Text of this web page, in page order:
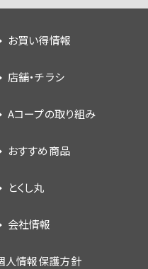
お買い得情報
店舗・チラシ
Aコープの取り組み
おすすめ商品
とくし丸
会社情報
人情報保護方針